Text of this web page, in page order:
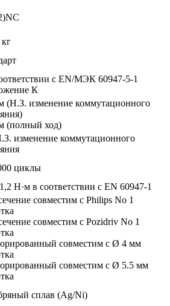
с EN/МЭК 60947-5-1
К
(Н.З. изменение коммутационного
(полный ход)
изменение коммутационного
циклы
Н·м в соответствии с EN 60947-1
совместим с Philips No 1
совместим с Pozidriv No 1
совместим с Ø 4 мм
совместим с Ø 5.5 мм
сплав (Ag/Ni)